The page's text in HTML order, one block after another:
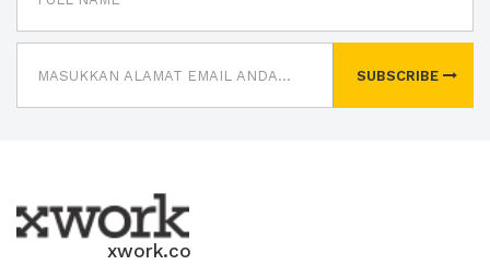
SUBSCRIBE
xwork.co